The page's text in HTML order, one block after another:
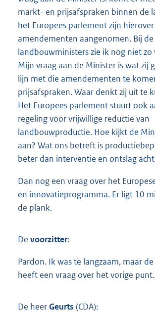
markt- en prijsafspraken binnen de
het Europees parlement zijn
amendementen aangenomen. Bij de
landbouwministers zie ik nog niet zo
Mijn vraag aan de Minister is wat zij
lijn met die amendementen te
prijsafspraken. Waar denkt zij uit te
Het Europees parlement stuurt ook
regeling voor vrijwillige reductie van
landbouwproductie. Hoe kijkt de
aan? Wat ons betreft is
beter dan interventie en ontslag
Dan nog een vraag over het
en innovatieprogramma. Er ligt 10
de plank.
De voorzitter:
Pardon. Ik was te langzaam, maar
heeft een vraag over het vorige punt.
De heerGeurts (CDA):